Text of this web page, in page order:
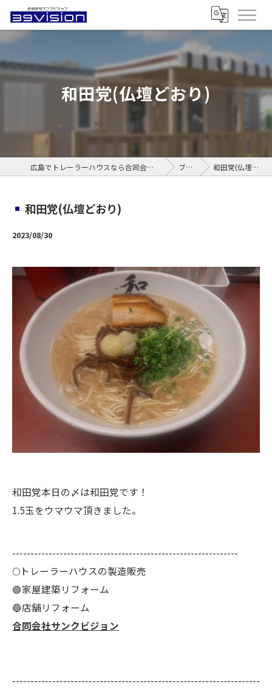
和田党(仏壇どおり)
広島でトレーラーハウスなら合同会社サンクビジョン ブログ 和田党(仏壇どおり)
和田党(仏壇どおり)
2023/08/30
和田党本日の〆は和田党です！
1.5玉をウマウマ頂きました。
--------------------------------------------------------------
🌕️トレーラーハウスの製造販売
🟢家屋建築リフォーム
🔵店舗リフォーム
合同会社サンクビジョン
--------------------------------------------------------------------